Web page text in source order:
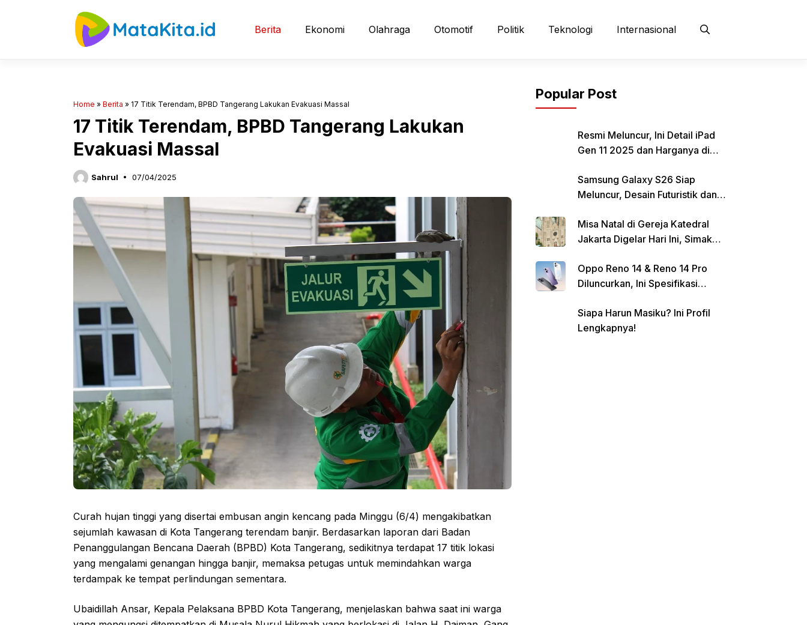
Berita Ekonomi Olahraga Otomotif Politik Teknologi Internasional
Home » Berita » 17 Titik Terendam, BPBD Tangerang Lakukan Evakuasi Massal
17 Titik Terendam, BPBD Tangerang Lakukan
Evakuasi Massal
Sahrul 07/04/2025
Curah hujan tinggi yang disertai embusan angin kencang pada Minggu (6/4) mengakibatkan
sejumlah kawasan di Kota Tangerang terendam banjir. Berdasarkan laporan dari Badan
Penanggulangan Bencana Daerah (BPBD) Kota Tangerang, sedikitnya terdapat 17 titik lokasi
yang mengalami genangan hingga banjir, memaksa petugas untuk memindahkan warga
terdampak ke tempat perlindungan sementara.
Ubaidillah Ansar, Kepala Pelaksana BPBD Kota Tangerang, menjelaskan bahwa saat ini warga
Popular Post
Resmi Meluncur, Ini Detail iPad
Gen 11 2025 dan Harganya di
Samsung Galaxy S26 Siap
Meluncur, Desain Futuristik dan
Misa Natal di Gereja Katedral
Jakarta Digelar Hari Ini, Simak
Oppo Reno 14 & Reno 14 Pro
Diluncurkan, Ini Spesifikasi
Siapa Harun Masiku? Ini Profil
Lengkapnya!